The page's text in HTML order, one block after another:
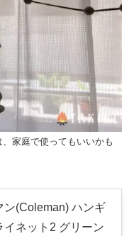
家庭で使ってもいいかも
ン(Coleman) ハンギ
イネット2 グリーン